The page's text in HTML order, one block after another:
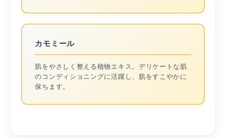
カモミール
肌をやさしく整える植物エキス。デリケートな肌
のコンディショニングに活躍し、肌をすこやかに
保ちます。